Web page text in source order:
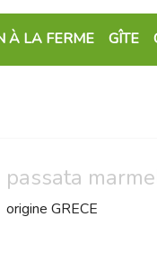
À LA FERME GÎTE
passata
origine GRECE